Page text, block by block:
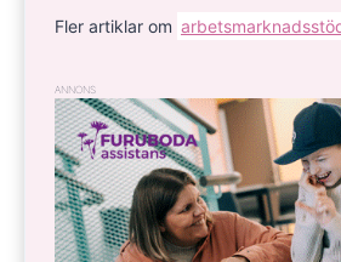
Fler artiklar om
ANNONS